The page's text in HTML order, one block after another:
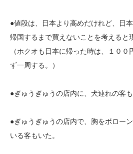
●値段は、日本より高めだけれど、日
帰国するまで買えないことを考えると
（ホクオも日本に帰った時は、１０
ず一周する。）
●ぎゅうぎゅうの店内に、犬連れの客も
●ぎゅうぎゅうの店内で、胸をボロー
いる客もいた。